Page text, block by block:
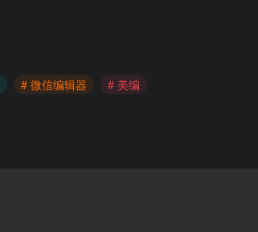
# 微信编辑器 # 美编